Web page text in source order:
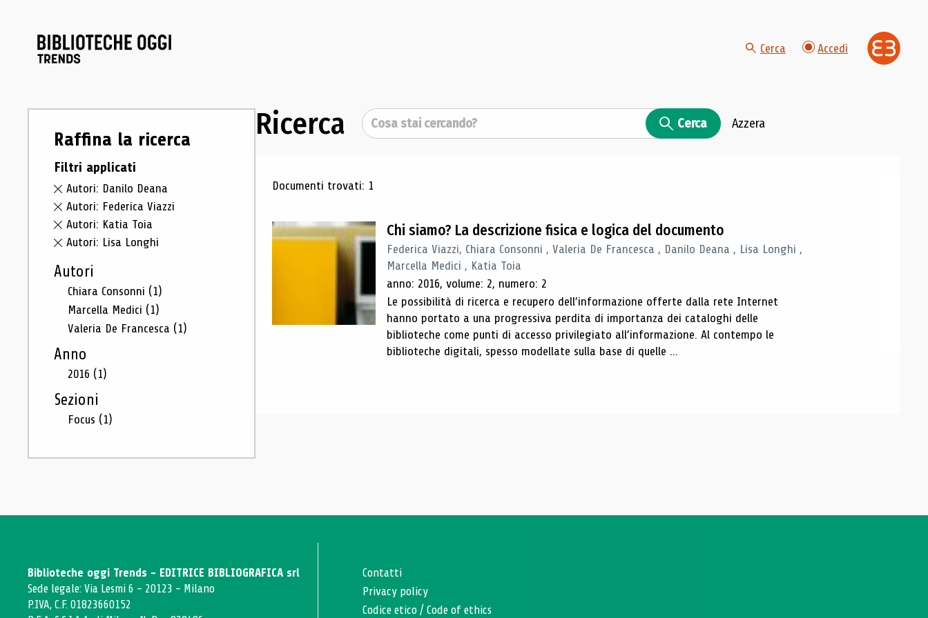
Cerca Accedi
Raffina la ricerca
Filtri applicati
Autori: Danilo Deana
Autori: Federica Viazzi
Autori: Katia Toia
Autori: Lisa Longhi
Autori
Chiara Consonni (1)
Marcella Medici (1)
Valeria De Francesca (1)
Anno
2016 (1)
Sezioni
Focus (1)
Ricerca Cerca Cerca Azzera
Risultati di ricerca
Documenti trovati: 1
Chi siamo? La descrizione fisica e logica del documento
Federica Viazzi, Chiara Consonni , Valeria De Francesca , Danilo Deana , Lisa Longhi ,
Marcella Medici , Katia Toia
anno: 2016, volume: 2, numero: 2
Le possibilità di ricerca e recupero dell’informazione offerte dalla rete Internet
hanno portato a una progressiva perdita di importanza dei cataloghi delle
biblioteche come punti di accesso privilegiato all’informazione. Al contempo le
biblioteche digitali, spesso modellate sulla base di quelle ...
Biblioteche oggi Trends - EDITRICE BIBLIOGRAFICA srl
Sede legale: Via Lesmi 6 - 20123 - Milano
P.IVA, C.F. 01823660152
Contatti
Privacy policy
Codice etico /Code of ethics